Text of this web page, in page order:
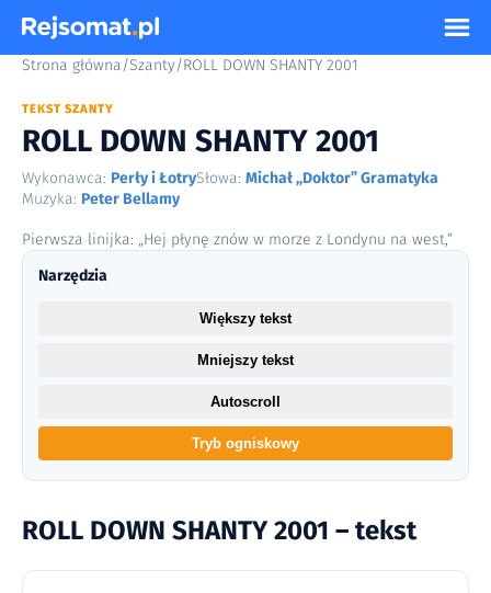
Strona główna/Szanty/ROLL DOWN SHANTY 2001
TEKST SZANTY
ROLL DOWN SHANTY 2001
Wykonawca: Perły i ŁotrySłowa: Michał „Doktor” Gramatyka
Muzyka: Peter Bellamy
Pierwsza linijka: „Hej płynę znów w morze z Londynu na west,”
ROLL DOWN SHANTY 2001 – tekst
Narzędzia
Większy tekst
Mniejszy tekst
Autoscroll
Tryb ogniskowy